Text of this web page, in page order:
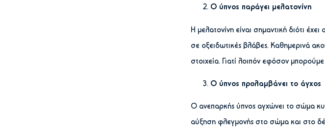
Ο ύπνος παράγει μελατονίνη
Η μελατονίνη είναι σημαντική διότι
σε οξειδωτικές βλάβες. Καθημερινά
στοιχεία. Γιατί λοιπόν εφόσον
Ο ύπνος προλαμβάνει το άγχος
Ο ανεπαρκής ύπνος αγχώνει το σώμα
αύξηση φλεγμονής στο σώμα και στο